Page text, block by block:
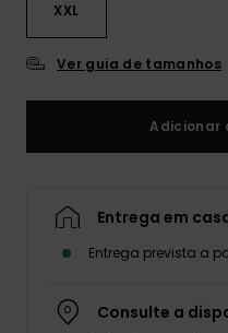
XXL
Ver guia de tamanhos
Adicionar
Entrega em
Entrega prevista a
Consulte a